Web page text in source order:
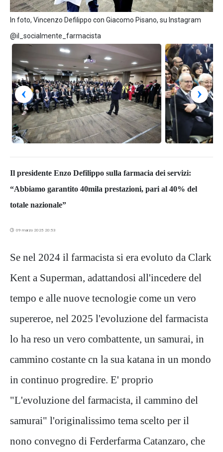
In foto, Vincenzo Defilippo con Giacomo Pisano, su Instagram
@il_socialmente_farmacista
‹ ›
Il presidente Enzo Defilippo sulla farmacia dei servizi:
“Abbiamo garantito 40mila prestazioni, pari al 40% del
totale nazionale”
09 marzo 2025 20:53
Se nel 2024 il farmacista si era evoluto da Clark
Kent a Superman, adattandosi all'incedere del
tempo e alle nuove tecnologie come un vero
supereroe, nel 2025 l'evoluzione del farmacista
lo ha reso un vero combattente, un samurai, in
cammino costante cn la sua katana in un mondo
in continuo progredire. E' proprio
"L'evoluzione del farmacista, il cammino del
samurai" l'originalissimo tema scelto per il
nono convegno di Ferderfarma Catanzaro, che